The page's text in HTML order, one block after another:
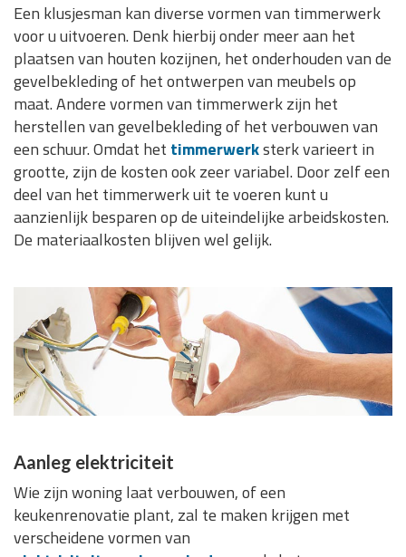
Een klusjesman kan diverse vormen van timmerwerk
voor u uitvoeren. Denk hierbij onder meer aan het
plaatsen van houten kozijnen, het onderhouden van de
gevelbekleding of het ontwerpen van meubels op
maat. Andere vormen van timmerwerk zijn het
herstellen van gevelbekleding of het verbouwen van
een schuur. Omdat het timmerwerksterk varieert in
grootte, zijn de kosten ook zeer variabel. Door zelf een
deel van het timmerwerk uit te voeren kunt u
aanzienlijk besparen op de uiteindelijke arbeidskosten.
De materiaalkosten blijven wel gelijk.
Aanleg elektriciteit
Wie zijn woning laat verbouwen, of een
keukenrenovatie plant, zal te maken krijgen met
verscheidene vormen van